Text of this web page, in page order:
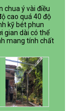
chua ý vài điều
cao quá 40 độ
kỹ bét phun
gian dài có thể
mang tính chất